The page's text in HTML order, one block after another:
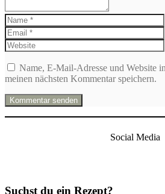
Name, E-Mail-Adresse und Website
meinen nächsten Kommentar speichern.
Social Media
Suchst du ein Rezept?